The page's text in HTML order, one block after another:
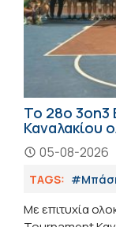
Το 28ο 3on3
Καναλακίου
05-08-2026
TAGS:
Με επιτυχία